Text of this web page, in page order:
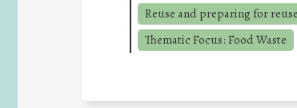
Reuse and preparing for reuse
Thematic Focus: Food Waste